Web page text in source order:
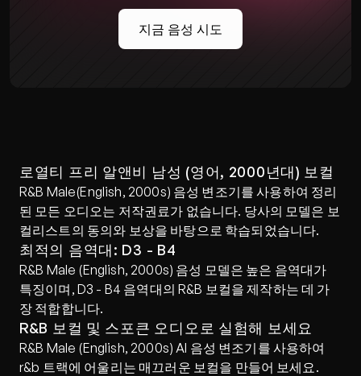
지금 음성 시도
로열티 프리 알앤비 남성 (영어, 2000년대) 보컬
R&B Male(English, 2000s) 음성 변조기를 사용하여 정리
된 모든 오디오는 저작권료가 없습니다. 당사의 모델은 보
컬리스트의 동의와 보상을 바탕으로 학습되었습니다.
최적의 음역대: D3 - B4
R&B Male (English, 2000s) 음성 모델은 높은 음역대가
특징이며, D3 - B4 음역대의 R&B 보컬을 제작하는 데 가
장 적합합니다.
R&B 보컬 및 스포큰 오디오로 실험해 보세요
R&B Male (English, 2000s) AI 음성 변조기를 사용하여
r&b 트랙에 어울리는 매끄러운 보컬을 만들어 보세요.